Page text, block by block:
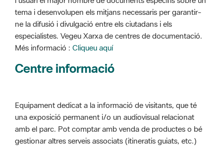
tema i desenvolupen els mitjans necessaris per garantir-
ne la difusió i divulgació entre els ciutadans i els
especialistes. Vegeu Xarxa de centres de documentació.
Més informació : Cliqueu aquí
Centre informació
Equipament dedicat a la informació de visitants, que té
una exposició permanent i/o un audiovisual relacionat
amb el parc. Pot comptar amb venda de productes o bé
gestionar altres serveis associats (itineratis guiats, etc.)